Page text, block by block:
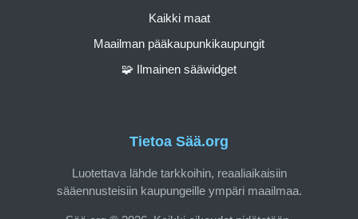
Tietoa Sää.org
Luotettava lähde tarkkoihin, reaaliaikaisiin
sääennusteisiin kaupungeille ympäri maailmaa.
Kaikki maat
Maailman pääkaupunkikaupungit
🧩 Ilmainen sääwidget